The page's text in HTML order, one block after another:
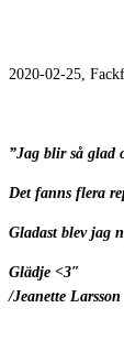
2020-02-25,
”Jag blir så glad
Det fanns flera
Gladast blev jag
Glädje <3″
/Jeanette Larsson